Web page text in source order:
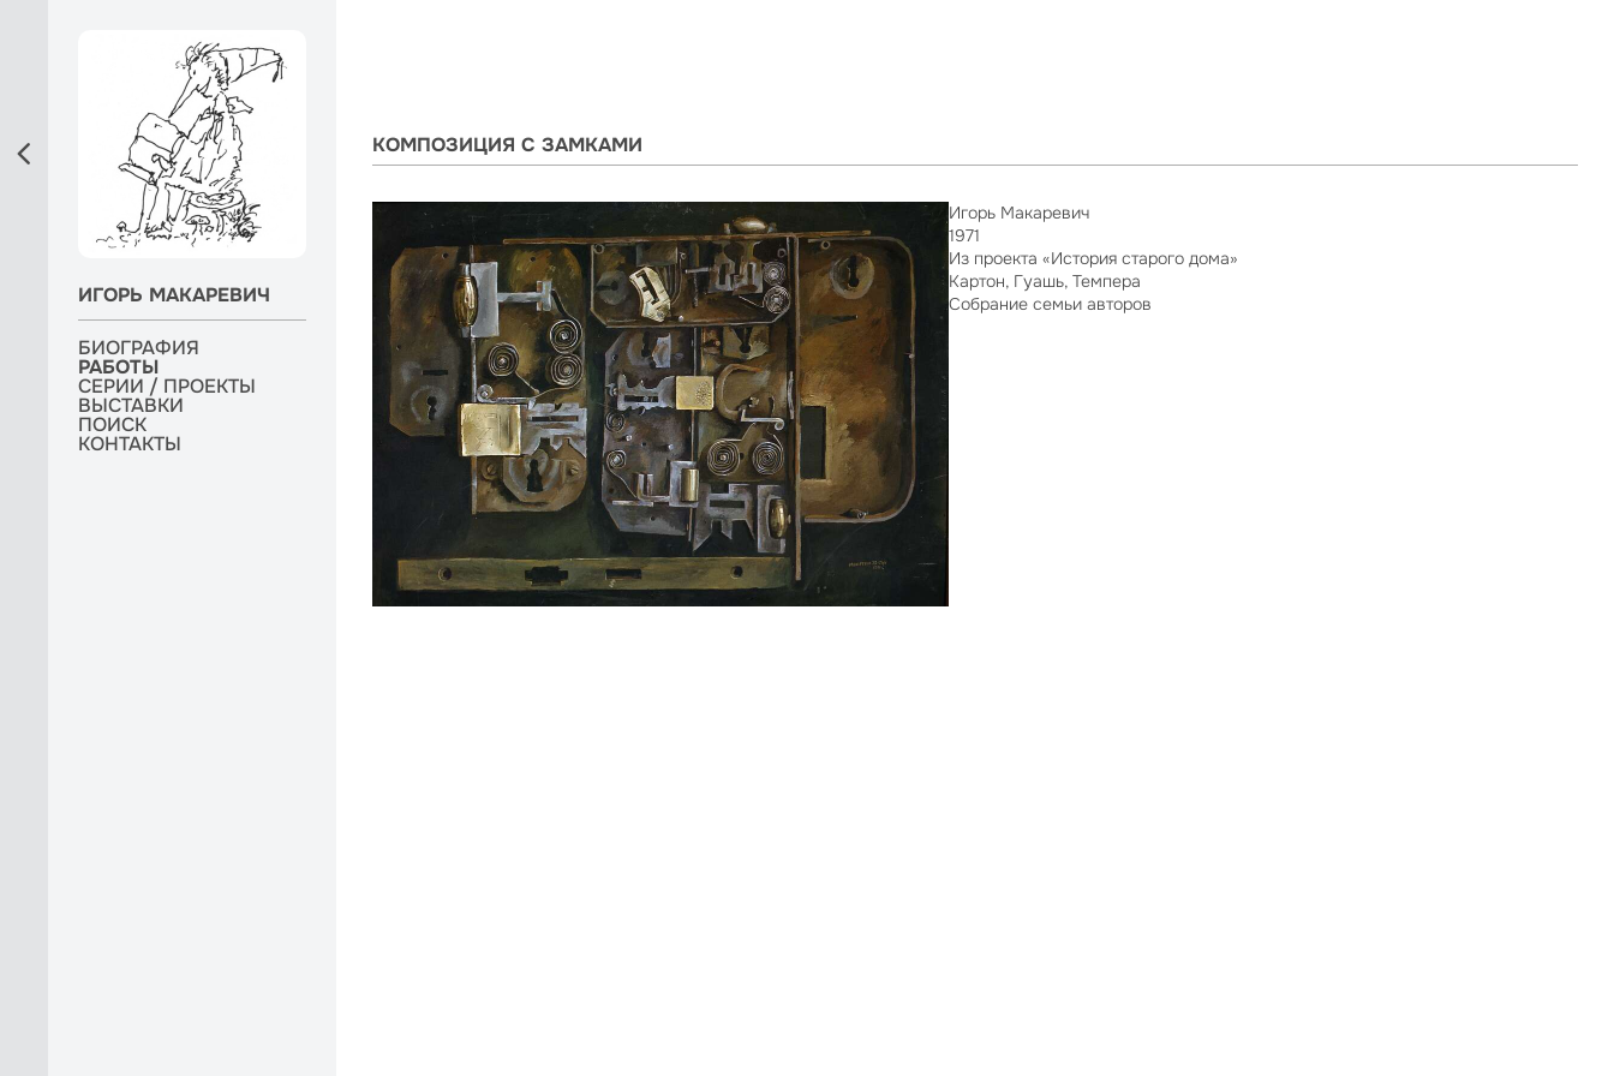
ИГОРЬ МАКАРЕВИЧ
БИОГРАФИЯ
РАБОТЫ
СЕРИИ / ПРОЕКТЫ
ВЫСТАВКИ
ПОИСК
КОНТАКТЫ
БИОГРАФИЯ
РАБОТЫ
СЕРИИ / ПРОЕКТЫ
ВЫСТАВКИ
ПОИСК
КОНТАКТЫ
РАБОТЫ
СЕРИИ / ПРОЕКТЫ
ВЫСТАВКИ
МОНОГРАФИЯ
ПОИСК
КОНТАКТЫ
КОМПОЗИЦИЯ С ЗАМКАМИ
Игорь Макаревич
1971
Из проекта «История старого дома»
Картон, Гуашь, Темпера
Собрание семьи авторов